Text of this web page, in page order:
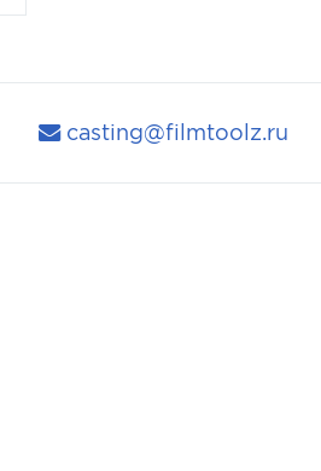
casting@filmtoolz.ru